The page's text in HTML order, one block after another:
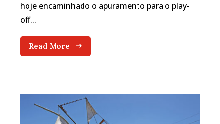
hoje encaminhado o apuramento para o play-
off...
Read More